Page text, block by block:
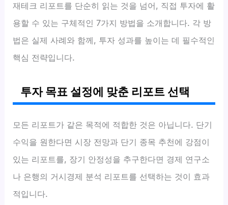
재테크 리포트를 단순히 읽는 것을 넘어, 직접 투자에 활
용할 수 있는 구체적인 7가지 방법을 소개합니다. 각 방
법은 실제 사례와 함께, 투자 성과를 높이는 데 필수적인
핵심 전략입니다.
투자 목표 설정에 맞춘 리포트 선택
모든 리포트가 같은 목적에 적합한 것은 아닙니다. 단기
수익을 원한다면 시장 전망과 단기 종목 추천에 강점이
있는 리포트를, 장기 안정성을 추구한다면 경제 연구소
나 은행의 거시경제 분석 리포트를 선택하는 것이 효과
적입니다.